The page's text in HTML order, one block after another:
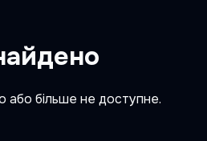
більше не доступне.